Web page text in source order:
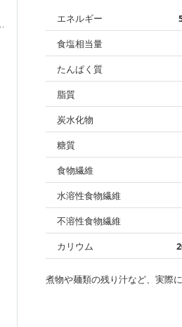
エネルギー
食塩相当量
たんぱく質
脂質
炭水化物
糖質
食物繊維
水溶性食物繊維
不溶性食物繊維
カリウム
煮物や麺類の残り汁など、実際